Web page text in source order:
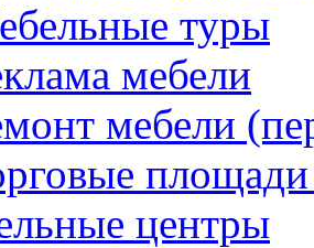
туры
мебели
мебели
центры